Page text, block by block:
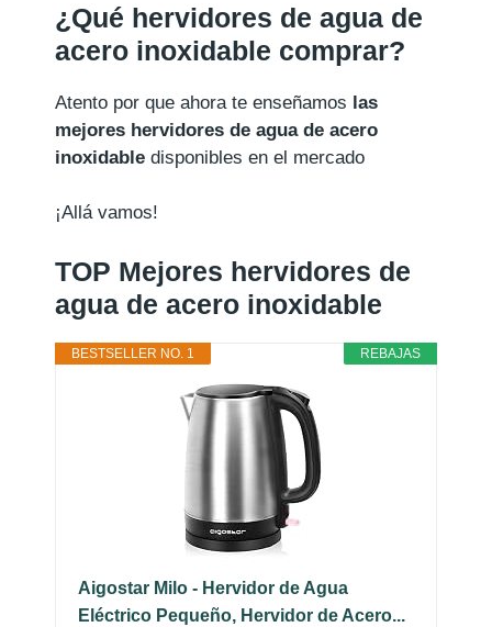
¿Qué hervidores de agua de
acero inoxidable comprar?
Atento por que ahora te enseñamos las
mejores hervidores de agua de acero
inoxidable disponibles en el mercado
¡Allá vamos!
TOP Mejores hervidores de
agua de acero inoxidable
REBAJAS
BESTSELLER NO. 1
Aigostar Milo - Hervidor de Agua
Eléctrico Pequeño, Hervidor de Acero...